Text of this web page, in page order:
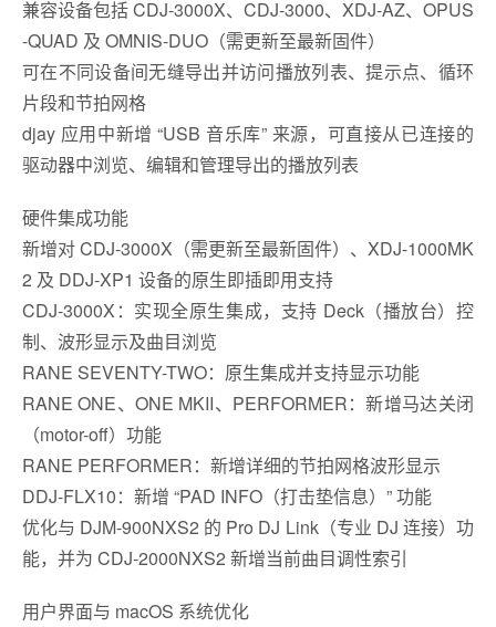
兼容设备包括 CDJ-3000X、CDJ-3000、XDJ-AZ、OPUS
-QUAD 及 OMNIS-DUO（需更新至最新固件）
可在不同设备间无缝导出并访问播放列表、提示点、循环
片段和节拍网格
djay 应用中新增 “USB 音乐库” 来源，可直接从已连接的
驱动器中浏览、编辑和管理导出的播放列表
硬件集成功能
新增对 CDJ-3000X（需更新至最新固件）、XDJ-1000MK
2 及 DDJ-XP1 设备的原生即插即用支持
CDJ-3000X：实现全原生集成，支持 Deck（播放台）控
制、波形显示及曲目浏览
RANE SEVENTY-TWO：原生集成并支持显示功能
RANE ONE、ONE MKII、PERFORMER：新增马达关闭
（motor-off）功能
RANE PERFORMER：新增详细的节拍网格波形显示
DDJ-FLX10：新增 “PAD INFO（打击垫信息）” 功能
优化与 DJM-900NXS2 的 Pro DJ Link（专业 DJ 连接）功
能，并为 CDJ-2000NXS2 新增当前曲目调性索引
用户界面与 macOS 系统优化